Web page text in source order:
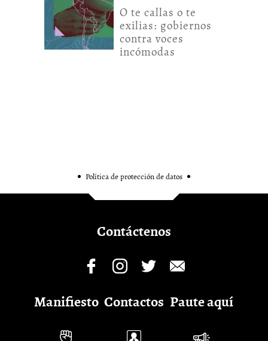
O te callas o te
exilias: gobiernos
contra voces
incómodas
Política de protección de datos
Contáctenos
Manifiesto Contactos Paute aquí